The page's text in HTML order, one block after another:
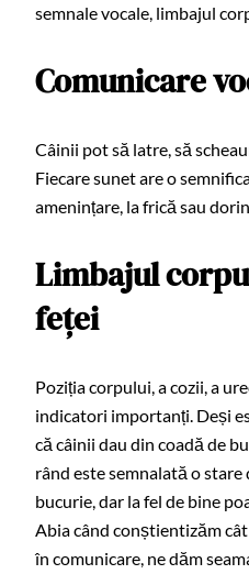
semnale vocale, limbajul
Comunicare
Câinii pot să latre, să
Fiecare sunet are o
amenințare, la frică sau
Limbajul
feței
Poziția corpului, a cozii, a
indicatori importanți. Deși
că câinii dau din coadă de
rând este semnalată o
bucurie, dar la fel de bine
Abia când conștientizăm
în comunicare, ne dăm